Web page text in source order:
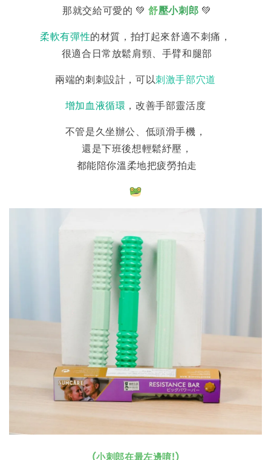
那就交給可愛的 💚 舒壓小刺郎 💚
柔軟有彈性的材質，拍打起來舒適不刺痛，
很適合日常放鬆肩頸、手臂和腿部
兩端的刺刺設計，可以刺激手部穴道
增加血液循環 ，改善手部靈活度
不管是久坐辦公、低頭滑手機，
還是下班後想輕鬆紓壓，
都能陪你溫柔地把疲勞拍走
(小刺郎在最左邊唷!)